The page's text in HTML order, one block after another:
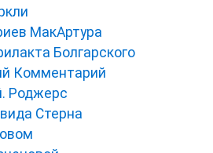
МакАртура
Болгарского
Комментарий
Роджерс
Стерна